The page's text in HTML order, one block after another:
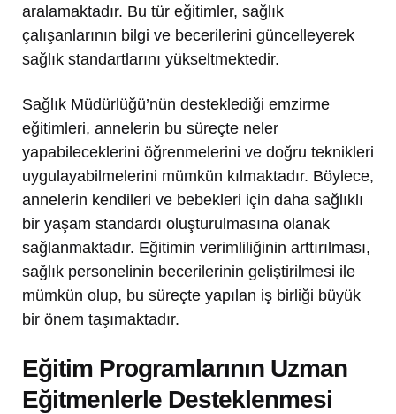
aralamaktadır. Bu tür eğitimler, sağlık
çalışanlarının bilgi ve becerilerini güncelleyerek
sağlık standartlarını yükseltmektedir.
Sağlık Müdürlüğü’nün desteklediği emzirme
eğitimleri, annelerin bu süreçte neler
yapabileceklerini öğrenmelerini ve doğru teknikleri
uygulayabilmelerini mümkün kılmaktadır. Böylece,
annelerin kendileri ve bebekleri için daha sağlıklı
bir yaşam standardı oluşturulmasına olanak
sağlanmaktadır. Eğitimin verimliliğinin arttırılması,
sağlık personelinin becerilerinin geliştirilmesi ile
mümkün olup, bu süreçte yapılan iş birliği büyük
bir önem taşımaktadır.
Eğitim Programlarının Uzman
Eğitmenlerle Desteklenmesi